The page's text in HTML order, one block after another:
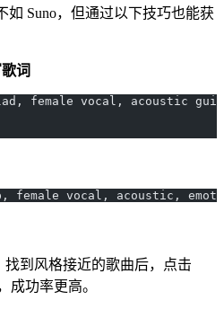
如 Suno，但通过以下技巧也能获
词
female vocal, acoustic
female vocal, acoustic,
到风格接近的歌曲后，点击
成功率更高。